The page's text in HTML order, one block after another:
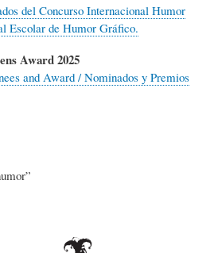
del Concurso Internacional Humor
Escolar de Humor Gráfico.
Award 2025
and Award / Nominados y Premios